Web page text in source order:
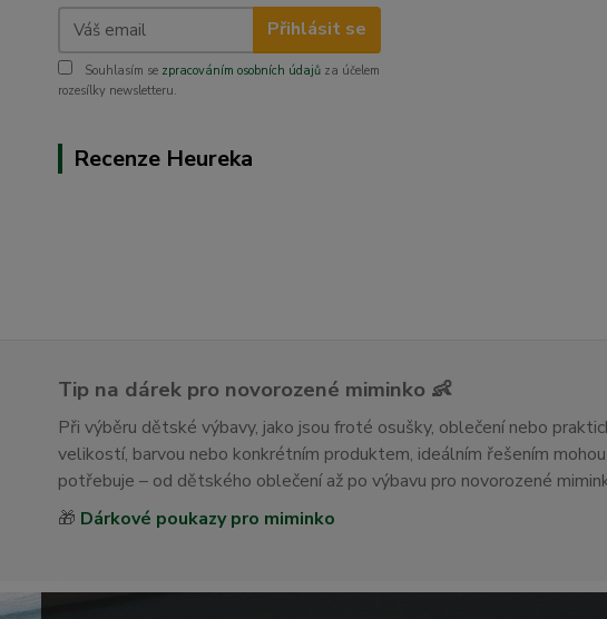
Přihlásit se
Souhlasím se zpracováním osobních údajů za účelem
rozesílky newsletteru.
Recenze Heureka
Tip na dárek pro novorozené miminko 👶
Při výběru dětské výbavy, jako jsou froté osušky, oblečení nebo
velikostí, barvou nebo konkrétním produktem, ideálním řešením
potřebuje – od dětského oblečení až po výbavu pro novorozené
🎁 Dárkové poukazy pro miminko